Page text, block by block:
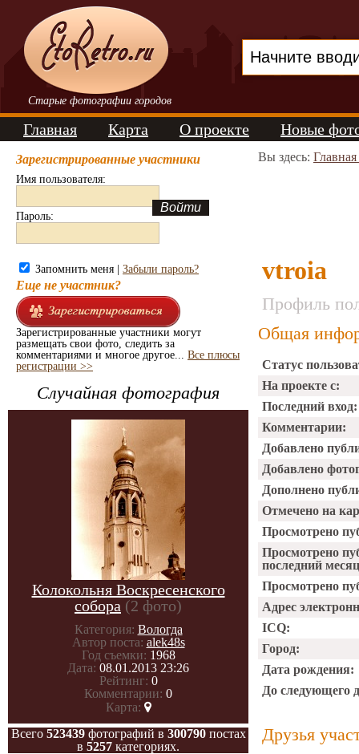
Старые фотографии городов
Главная Карта О проекте Новые
Зарегистрированные участники
Имя пользователя:
Пароль:
Запомнить меня | Забыли пароль?
Еще не участник?
Зарегистрированные участники могут
размещать свои фото, следить за
комментариями и многое другое... Все плюсы
регистрации >>
Случайная фотография
Колокольня Воскресенского
собора (2 фото)
Категория: Вологда
Автор поста: alek48s
Год съемки: 1968
Дата: 08.01.2013 23:26
Рейтинг: 0
Комментарии: 0
Карта:
Всего 523439фотографий в 300790постах
в 5257 категориях.
Вы здесь:
vtroia
Профиль
Общая
Статус
На проекте с:
Последний вход:
Комментарии:
Добавлено
Добавлено
Дополнено
Отмечено на
Просмотрено
Просмотрено
последний
Просмотрено
Адрес
ICQ:
Город:
Дата рождения:
До следующего
Друзья